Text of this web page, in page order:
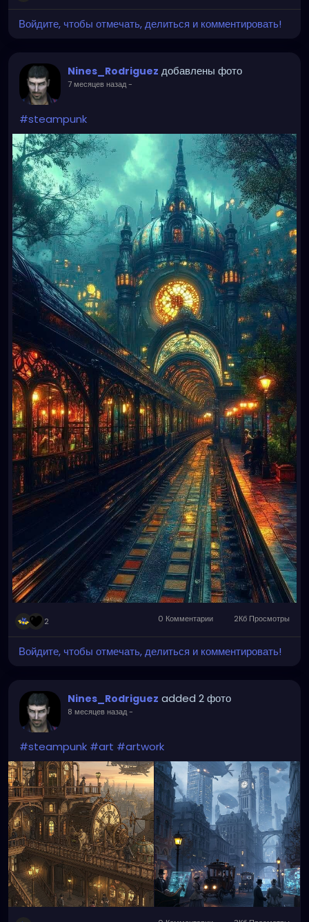
Войдите, чтобы отмечать, делиться и комментировать!
Nines_Rodriguez добавлены фото
7 месяцев назад-
#steampunk
2 0 Комментарии 2Кб Просмотры
Войдите, чтобы отмечать, делиться и комментировать!
Nines_Rodriguez added 2 фото
8 месяцев назад-
#steampunk #art #artwork